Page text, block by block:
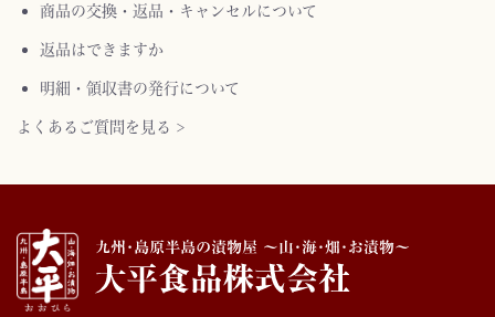
商品の交換・返品・キャンセルについて
返品はできますか
明細・領収書の発行について
よくあるご質問を見る >